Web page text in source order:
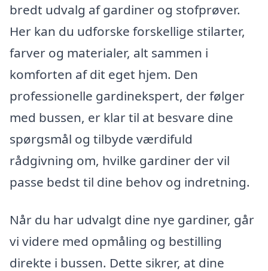
bredt udvalg af gardiner og stofprøver.
Her kan du udforske forskellige stilarter,
farver og materialer, alt sammen i
komforten af dit eget hjem. Den
professionelle gardinekspert, der følger
med bussen, er klar til at besvare dine
spørgsmål og tilbyde værdifuld
rådgivning om, hvilke gardiner der vil
passe bedst til dine behov og indretning.
Når du har udvalgt dine nye gardiner, går
vi videre med opmåling og bestilling
direkte i bussen. Dette sikrer, at dine